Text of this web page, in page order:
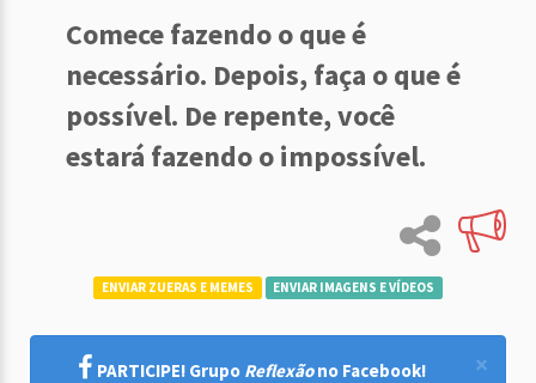
Comece fazendo o que é
necessário. Depois, faça o que é
possível. De repente, você
estará fazendo o impossível.
ENVIAR ZUERAS E MEMES ENVIAR IMAGENS E VÍDEOS
×
PARTICIPE! Grupo Reflexãono Facebook!